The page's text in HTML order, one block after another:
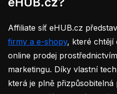
Affiliate síť eHUB.cz
firmy a e-shopy, které chtějí
online prodej
marketingu. Díky vlastní
která je plně